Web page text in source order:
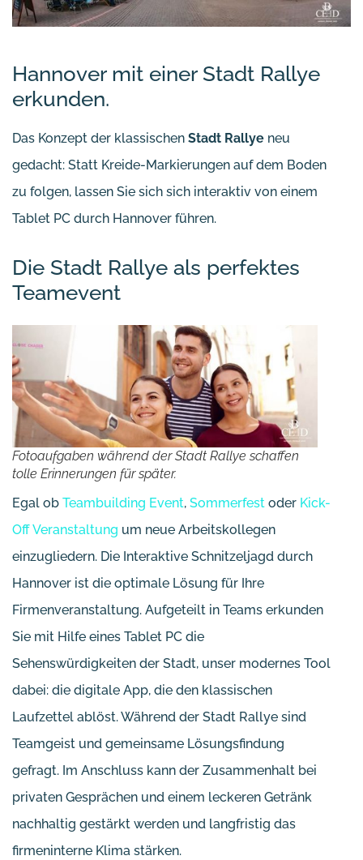
Hannover mit einer Stadt Rallye
erkunden.
Das Konzept der klassischen Stadt Rallye neu
gedacht: Statt Kreide-Markierungen auf dem Boden
zu folgen, lassen Sie sich sich interaktiv von einem
Tablet PC durch Hannover führen.
Die Stadt Rallye als perfektes
Teamevent
Fotoaufgaben während der Stadt Rallye schaffen
tolle Erinnerungen für später.
Egal ob Teambuilding Event, Sommerfest oder Kick-
Off Veranstaltung um neue Arbeitskollegen
einzugliedern. Die Interaktive Schnitzeljagd durch
Hannover ist die optimale Lösung für Ihre
Firmenveranstaltung. Aufgeteilt in Teams erkunden
Sie mit Hilfe eines Tablet PC die
Sehenswürdigkeiten der Stadt, unser modernes Tool
dabei: die digitale App, die den klassischen
Laufzettel ablöst. Während der Stadt Rallye sind
Teamgeist und gemeinsame Lösungsfindung
gefragt. Im Anschluss kann der Zusammenhalt bei
privaten Gesprächen und einem leckeren Getränk
nachhaltig gestärkt werden und langfristig das
firmeninterne Klima stärken.